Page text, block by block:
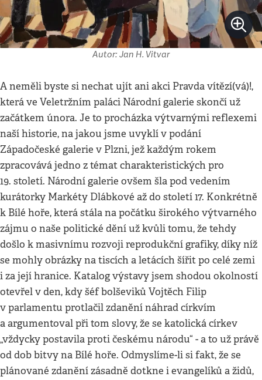
Autor: Jan H. Vitvar
A neměli byste si nechat ujít ani akci Pravda vítězí(vá)!,
která ve Veletržním paláci Národní galerie skončí už
začátkem února. Je to procházka výtvarnými reflexemi
naší historie, na jakou jsme uvyklí v podání
Západočeské galerie v Plzni, jež každým rokem
zpracovává jedno z témat charakteristických pro
19. století. Národní galerie ovšem šla pod vedením
kurátorky Markéty Dlábkové až do století 17. Konkrétně
k Bílé hoře, která stála na počátku širokého výtvarného
zájmu o naše politické dění už kvůli tomu, že tehdy
došlo k masivnímu rozvoji reprodukční grafiky, díky níž
se mohly obrázky na tiscích a letácích šířit po celé zemi
i za její hranice. Katalog výstavy jsem shodou okolností
otevřel v den, kdy šéf bolševiků Vojtěch Filip
v parlamentu protlačil zdanění náhrad církvím
a argumentoval při tom slovy, že se katolická církev
„vždycky postavila proti českému národu“ - a to už právě
od dob bitvy na Bílé hoře. Odmyslíme-li si fakt, že se
plánované zdanění zásadně dotkne i evangelíků a židů,